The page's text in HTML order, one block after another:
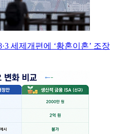
세제개편에 ‘황혼이혼’ 조장